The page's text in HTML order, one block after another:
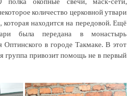
количество церковной утвари
которая находится на передовой. Ещё
была передана в монастырь
в городе Такмаке. В этот
группа привозит помощь не в первый